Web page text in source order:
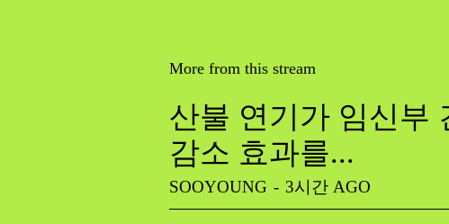
More from this stream
산불 연기가 임신부
감소 효과를...
SOOYOUNG - 3시간 AGO